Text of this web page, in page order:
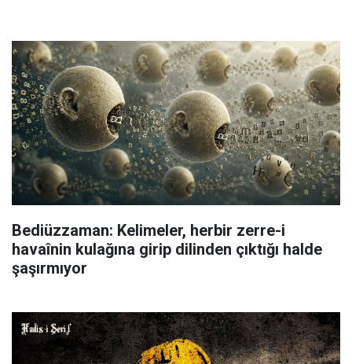
Bediüzzaman: Kelimeler, herbir zerre-i
havaînin kulağına girip dilinden çıktığı halde
şaşırmıyor